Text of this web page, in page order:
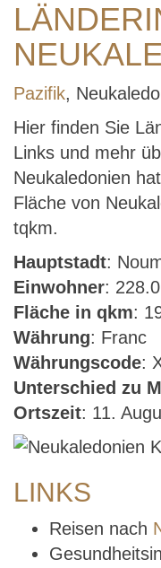
Pazifik,
Hier finden Sie
Links und mehr
Neukaledonien
Fläche von
tqkm.
Hauptstadt:
Einwohner:
Fläche in qkm:
Währung: Franc
Währungscode:
Unterschied zu
Ortszeit: 11.
LINKS
Reisen nach